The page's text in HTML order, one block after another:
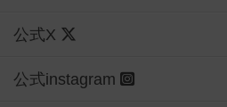
公式X
公式instagram